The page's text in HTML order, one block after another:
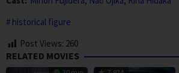
historical figure
Post Views: 260
RELATED MOVIES